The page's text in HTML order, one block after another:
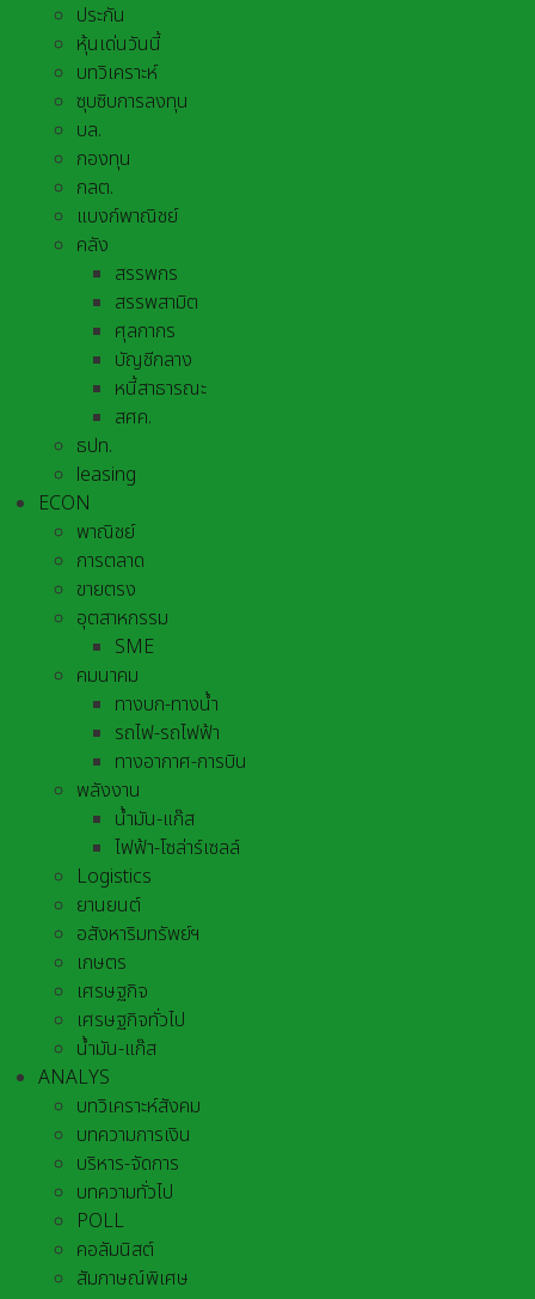
ประกัน
หุ้นเด่นวันนี้
บทวิเคราะห์
ซุบซิบการลงทุน
บล.
กองทุน
กลต.
แบงก์พาณิชย์
คลัง
สรรพกร
สรรพสามิต
ศุลกากร
บัญชีกลาง
หนี้สาธารณะ
สศค.
ธปท.
leasing
ECON
พาณิชย์
การตลาด
ขายตรง
อุตสาหกรรม
SME
คมนาคม
ทางบก-ทางน้ำ
รถไฟ-รถไฟฟ้า
ทางอากาศ-การบิน
พลังงาน
น้ำมัน-แก๊ส
ไฟฟ้า-โซล่าร์เซลล์
Logistics
ยานยนต์
อสังหาริมทรัพย์ฯ
เกษตร
เศรษฐกิจ
เศรษฐกิจทั่วไป
น้ำมัน-แก๊ส
ANALYS
บทวิเคราะห์สังคม
บทความการเงิน
บริหาร-จัดการ
บทความทั่วไป
POLL
คอลัมนิสต์
สัมภาษณ์พิเศษ